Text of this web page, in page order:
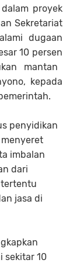
proyek
Sekretariat
dugaan
10 persen
mantan
, kepada
penyidikan
imbalan
dari
jasa di
sekitar 10